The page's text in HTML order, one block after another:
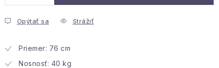
Opýtať sa Strážiť
Priemer: 76 cm
Nosnosť: 40 kg